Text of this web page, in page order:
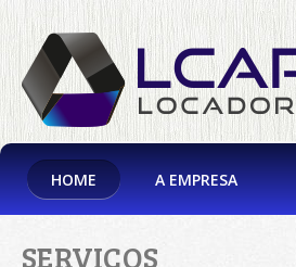
HOME A EMPRESA
SERVIÇOS